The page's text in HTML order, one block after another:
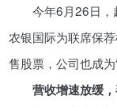
资鲸精选 | 迈瑞医疗上市：是王者
归来，还是“毒角兽
09-29
今年6月26日，
农银国际为联席保
售股票，公司也成为
营收增速放缓